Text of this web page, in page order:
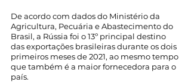
De acordo com dados do Ministério da
Agricultura, Pecuária e Abastecimento do
Brasil, a Rússia foi o 13º principal destino
das exportações brasileiras durante os dois
primeiros meses de 2021, ao mesmo tempo
que também é a maior fornecedora para o
país.